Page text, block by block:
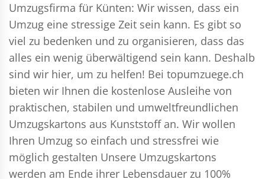
Umzugsfirma für Künten: Wir wissen, dass ein
Umzug eine stressige Zeit sein kann. Es gibt so
viel zu bedenken und zu organisieren, dass das
alles ein wenig überwältigend sein kann. Deshalb
sind wir hier, um zu helfen! Bei topumzuege.ch
bieten wir Ihnen die kostenlose Ausleihe von
praktischen, stabilen und umweltfreundlichen
Umzugskartons aus Kunststoff an. Wir wollen
Ihren Umzug so einfach und stressfrei wie
möglich gestalten Unsere Umzugskartons
werden am Ende ihrer Lebensdauer zu 100%